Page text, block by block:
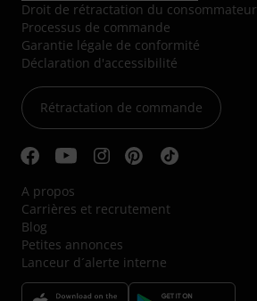
Droit de rétractation du consommateur
Processus de commande
Garantie légale de conformité
Déclaration d'accessibilité
Rétractation de commande
A propos
Carrières et recrutement
Blog
Petites annonces
Lanceur d´alerte interne